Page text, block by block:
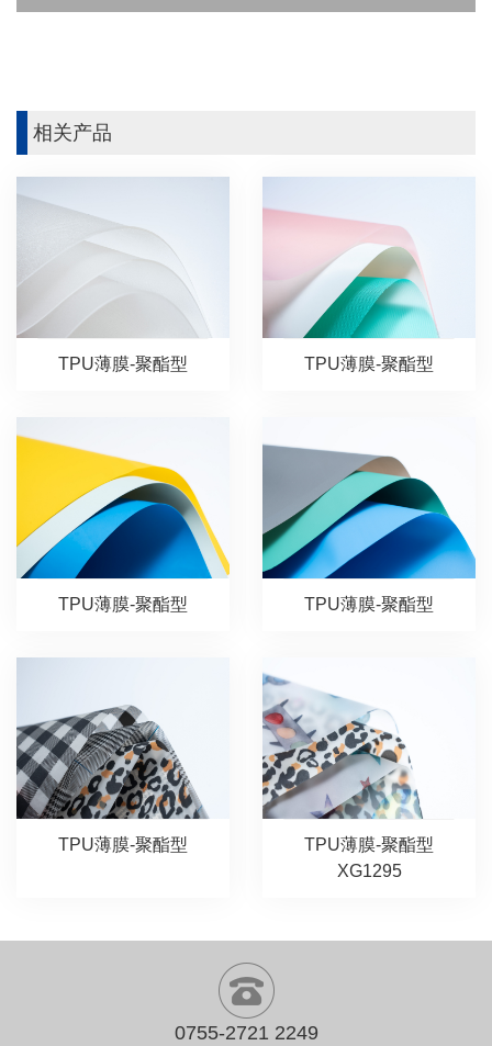
相关产品
TPU薄膜-聚酯型 TPU薄膜-聚酯型
TPU薄膜-聚酯型 TPU薄膜-聚酯型
TPU薄膜-聚酯型
TPU薄膜-聚酯型
XG1295
0755-2721 2249